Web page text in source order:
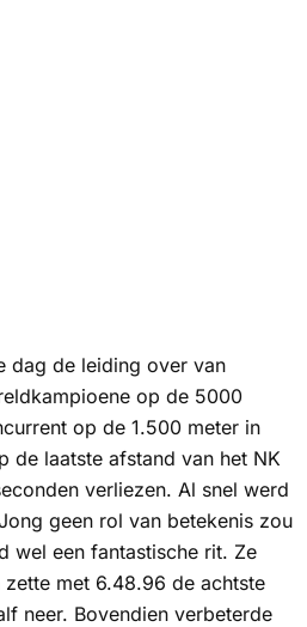
dag de leiding over van
op de 5000
op de 1.500 meter in
de laatste afstand van het NK
verliezen. Al snel werd
geen rol van betekenis zou
wel een fantastische rit. Ze
met 6.48.96 de achtste
neer. Bovendien verbeterde